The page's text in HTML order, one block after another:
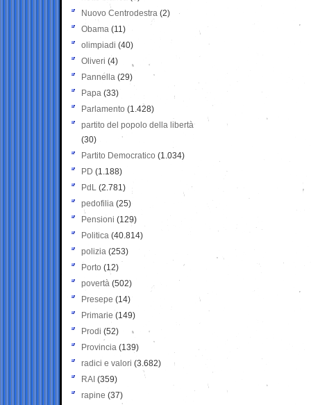
Nuovo Centrodestra (2)
Obama (11)
olimpiadi (40)
Oliveri (4)
Pannella (29)
Papa (33)
Parlamento (1.428)
partito del popolo della libertà
(30)
Partito Democratico (1.034)
PD (1.188)
PdL (2.781)
pedofilia (25)
Pensioni (129)
Politica (40.814)
polizia (253)
Porto (12)
povertà (502)
Presepe (14)
Primarie (149)
Prodi (52)
Provincia (139)
radici e valori (3.682)
RAI (359)
rapine (37)